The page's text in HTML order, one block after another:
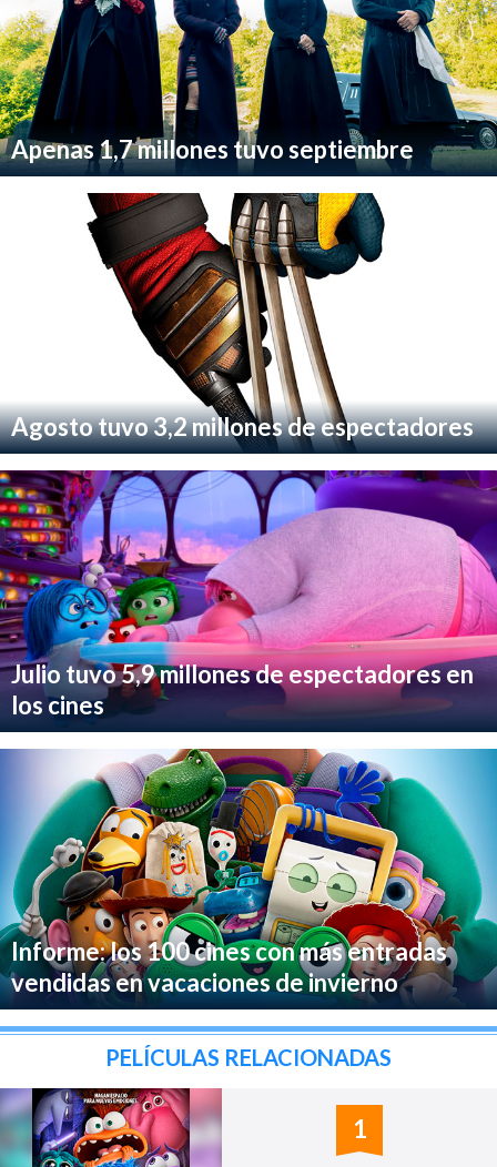
Apenas 1,7 millones tuvo septiembre
Agosto tuvo 3,2 millones de espectadores
Julio tuvo 5,9 millones de espectadores en
los cines
Informe: los 100 cines con más entradas
vendidas en vacaciones de invierno
PELÍCULAS RELACIONADAS
1